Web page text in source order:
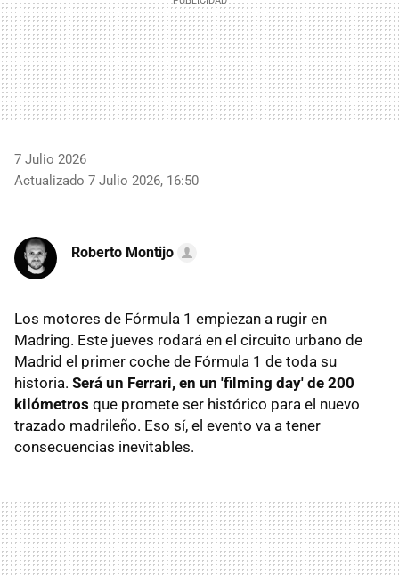
7 Julio 2026
Actualizado 7 Julio 2026, 16:50
Roberto Montijo
Los motores de Fórmula 1 empiezan a rugir en
Madring. Este jueves rodará en el circuito urbano de
Madrid el primer coche de Fórmula 1 de toda su
historia. Será un Ferrari, en un 'filming day' de 200
kilómetros que promete ser histórico para el nuevo
trazado madrileño. Eso sí, el evento va a tener
consecuencias inevitables.